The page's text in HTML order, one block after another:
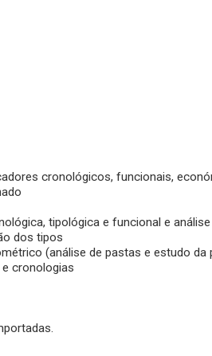
cronológicos, funcionais,
tipológica e funcional e
dos tipos
(análise de pastas e estudo da
cronologias